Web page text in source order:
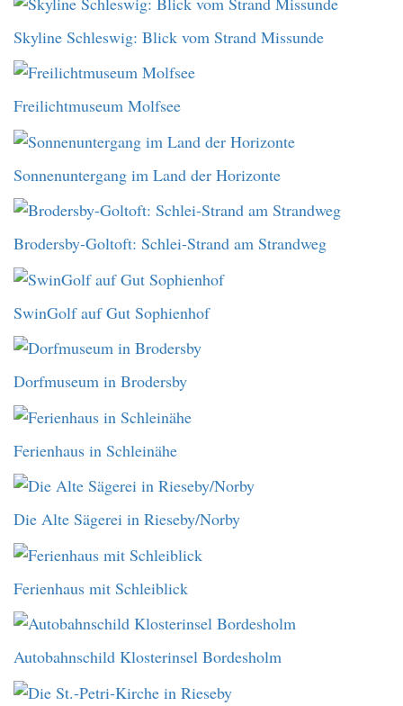
Skyline Schleswig: Blick vom Strand Missunde
Freilichtmuseum Molfsee
Sonnenuntergang im Land der Horizonte
Brodersby-Goltoft: Schlei-Strand am Strandweg
SwinGolf auf Gut Sophienhof
Dorfmuseum in Brodersby
Ferienhaus in Schleinähe
Die Alte Sägerei in Rieseby/Norby
Ferienhaus mit Schleiblick
Autobahnschild Klosterinsel Bordesholm